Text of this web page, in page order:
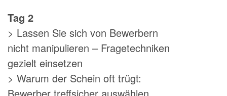
Tag 2
> Lassen Sie sich von Bewerbern
nicht manipulieren – Fragetechniken
gezielt einsetzen
> Warum der Schein oft trügt: